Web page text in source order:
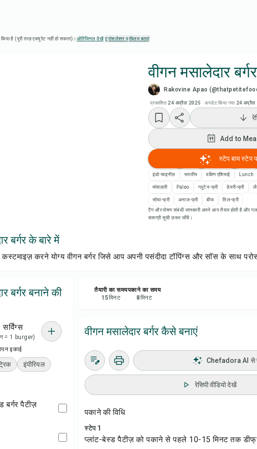
है (पूरी तरह एक्यूरेट नहीं हो सकता)। ओरिजिनल देखें·ट्रांसलेशन प्रॉब्लम बताएं
वीगन मसालेदार बर्गर
Rakovine Apao
प्रकाशित 24 अप्रैल 2025 ·अपडेट किया गया 24 अप्रैल
रेसिपी वीडियो
Add to
Add to
रेसिपी नोट्स
सेव करें
Add to
स्टेप बाय स्टेप
इंडो-चाइनीज़ भारतीय दक्षिण एशियाई Lunch
मांसाहारी Paleo ग्लूटेन-फ्री डेयरी-फ्री
सोया-फ्री अनाज-फ्री बीफ
तिल-फ्री
टैग और पोषण संबंधी जानकारी अपने आप तैयार होती है और
सामग्री सूची ज़रूर जाँचें।
बर्गर के बारे में
कस्टमाइज़ करने योग्य वीगन बर्गर जिसे आप अपनी पसंदीदा टॉपिंग्स और सॉस के साथ
बर्गर बनाने की
सर्विंग्स
= 1 burger)
इकाई
इंपीरियल
बर्गर पैटीज़
तैयारी का समय
15मिनट
पकाने का समय
8मिनट
वीगन मसालेदार बर्गर कैसे बनाएं
Chefadora AI से
रेसिपी वीडियो देखें
पकाने की विधि
स्टेप 1
प्लांट-बेस्ड पैटीज़ को पकाने से पहले 10-15 मिनट तक